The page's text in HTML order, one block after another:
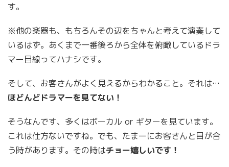
す。
※他の楽器も、もちろんその辺をちゃんと考えて演奏して
いるはず。あくまで一番後ろから全体を俯瞰しているドラ
マー目線ってハナシです。
そして、お客さんがよく見えるからわかること。それは…
ほどんどドラマーを見てない！
そうなんです、多くはボーカル or ギターを見ています。
これは仕方ないですね。でも、たまーにお客さんと目が合
う時があります。その時はチョー嬉しいです！